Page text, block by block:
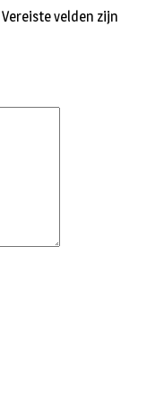
Vereiste velden zijn